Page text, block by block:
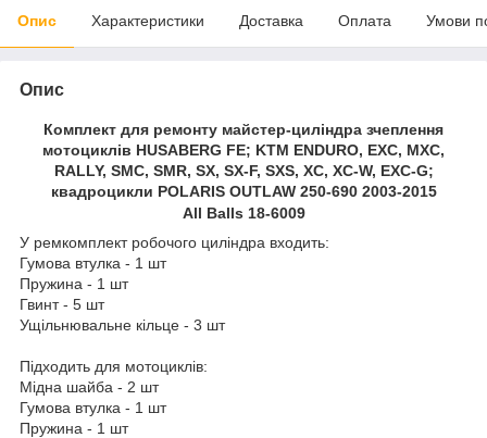
Опис Характеристики Доставка Оплата Умови
Опис
Комплект для ремонту майстер-циліндра зчеплення
мотоциклів HUSABERG FE; KTM ENDURO, EXC, MXC,
RALLY, SMC, SMR, SX, SX-F, SXS, XC, XC-W, EXC-G;
квадроцикли POLARIS OUTLAW 250-690 2003-2015
All Balls 18-6009
У ремкомплект робочого циліндра входить:
Гумова втулка - 1 шт
Пружина - 1 шт
Гвинт - 5 шт
Ущільнювальне кільце - 3 шт
Підходить для мотоциклів:
Мідна шайба - 2 шт
Гумова втулка - 1 шт
Пружина - 1 шт